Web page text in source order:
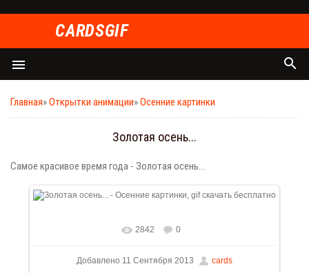
СARDSGIF
menu search
Главная»Открытки анимации»Осенние картинки
Золотая осень...
Самое красивое время года - Золотая осень...
2842 0
Добавлено 11 Сентября 2013 cards